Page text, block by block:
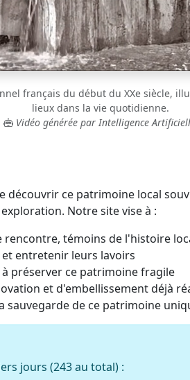
français du début du XXe siècle,
lieux dans la vie quotidienne.
Vidéo générée par Intelligence
découvrir ce patrimoine local
Notre site vise à :
rencontre, témoins de l'histoire
entretenir leurs lavoirs
préserver ce patrimoine fragile
et d'embellissement déjà
sauvegarde de ce patrimoine
jours (243 au total) :